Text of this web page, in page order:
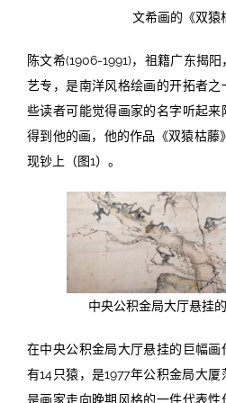
文希画的《双猿
陈文希(1906-1991)，祖籍广东揭
艺专，是南洋风格绘画的开拓者
些读者可能觉得画家的名字听起
得到他的画，他的作品《双猿枯藤
现钞上（图1）。
中央公积金局大厅悬挂
在中央公积金局大厅悬挂的巨幅
有14只猿，是1977年公积金局大厦
是画家走向晚期风格的一件代表